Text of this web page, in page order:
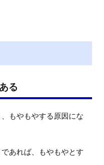
る
もやもやする原因にな
あれば、もやもやとす